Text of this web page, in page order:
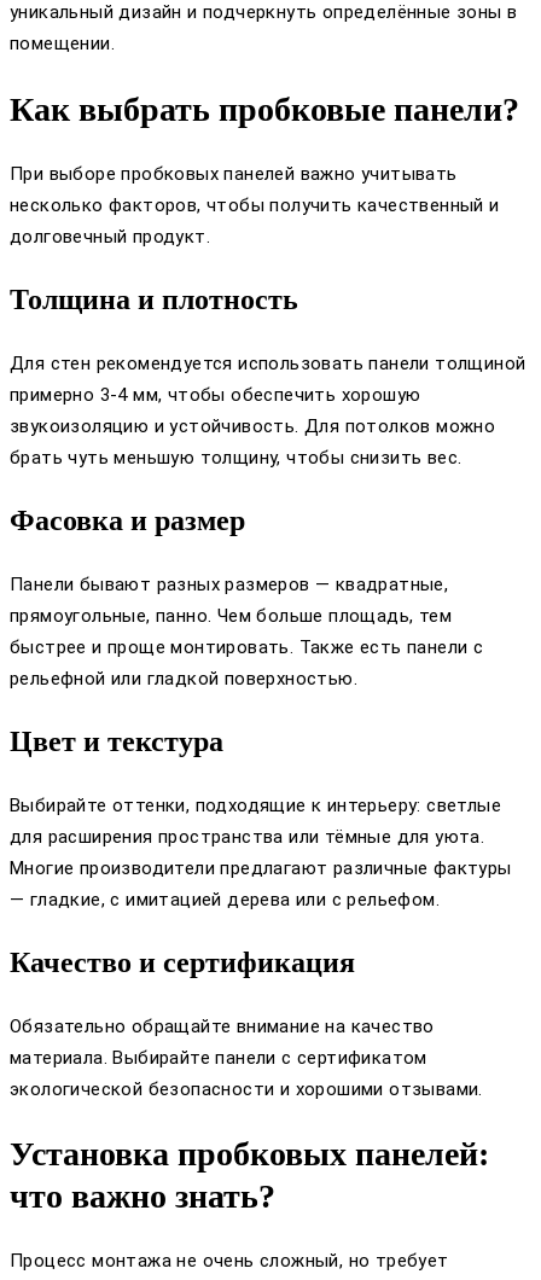
уникальный дизайн и подчеркнуть определённые зоны в
помещении.
Как выбрать пробковые панели?
При выборе пробковых панелей важно учитывать
несколько факторов, чтобы получить качественный и
долговечный продукт.
Толщина и плотность
Для стен рекомендуется использовать панели толщиной
примерно 3-4 мм, чтобы обеспечить хорошую
звукоизоляцию и устойчивость. Для потолков можно
брать чуть меньшую толщину, чтобы снизить вес.
Фасовка и размер
Панели бывают разных размеров — квадратные,
прямоугольные, панно. Чем больше площадь, тем
быстрее и проще монтировать. Также есть панели с
рельефной или гладкой поверхностью.
Цвет и текстура
Выбирайте оттенки, подходящие к интерьеру: светлые
для расширения пространства или тёмные для уюта.
Многие производители предлагают различные фактуры
— гладкие, с имитацией дерева или с рельефом.
Качество и сертификация
Обязательно обращайте внимание на качество
материала. Выбирайте панели с сертификатом
экологической безопасности и хорошими отзывами.
Установка пробковых панелей:
что важно знать?
Процесс монтажа не очень сложный, но требует